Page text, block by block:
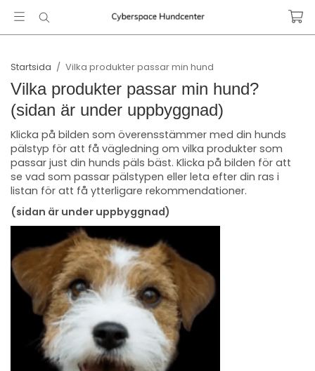
Startsida / Vilka produkter passar min hund
Vilka produkter passar min hund?
(sidan är under uppbyggnad)
Klicka på bilden som överensstämmer med din hunds
pälstyp för att få vägledning om vilka produkter som
passar just din hunds päls bäst. Klicka på bilden för att
se vad som passar pälstypen eller leta efter din ras i
listan för att få ytterligare rekommendationer.
(sidan är under uppbyggnad)